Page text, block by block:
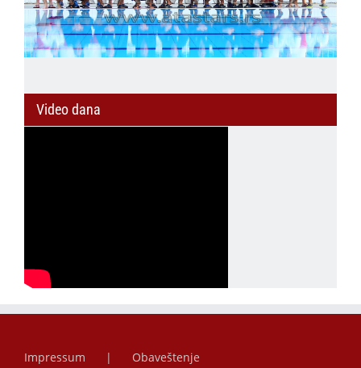
Video dana
Impressum Obaveštenje